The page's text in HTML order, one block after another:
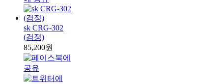
sk CRG-302
(검정)
85,200원